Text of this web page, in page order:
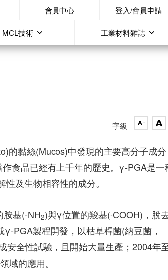
會員中心 登入/會員申請
MCL技術 工業材料雜誌
字級
的黏絲(Mucos)中發現的主要高分子成
食品已經有上千年的歷史。γ-PGA是一
及生物相容性的成分。
胺基(-NH2)與γ位置的羧基(-COOH)，脫
PGA製程開發，以枯草桿菌(納豆菌，
安全性試驗，且開始大量生產；2004年
域的應用。